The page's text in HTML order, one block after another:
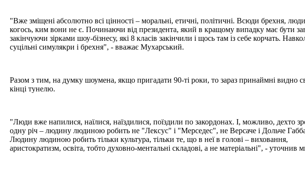
"Вже зміщені абсолютно всі цінності – моральні, етичні, політичні. Всюди брехня,
когось, ким вони не є. Починаючи від президента, який в кращому випадку має бути
закінчуючи зірками шоу-бізнесу, які 8 класів закінчили і щось там із себе корчать.
суцільні симулякри і брехня", - вважає Мухарський.
Разом з тим, на думку шоумена, якщо пригадати 90-ті роки, то зараз принаймні видно
кінці тунелю.
"Люди вже напилися, наїлися, наїздилися, поїздили по закордонах. І, можливо, дехто
одну річ – людину людиною робить не "Лексус" і "Мерседес", не Версаче і Дольче
Людину людиною робить тільки культура, тільки те, що в неї в голові – виховання,
аристократизм, освіта, тобто духовно-ментальні складові, а не матеріальні", - уточнив